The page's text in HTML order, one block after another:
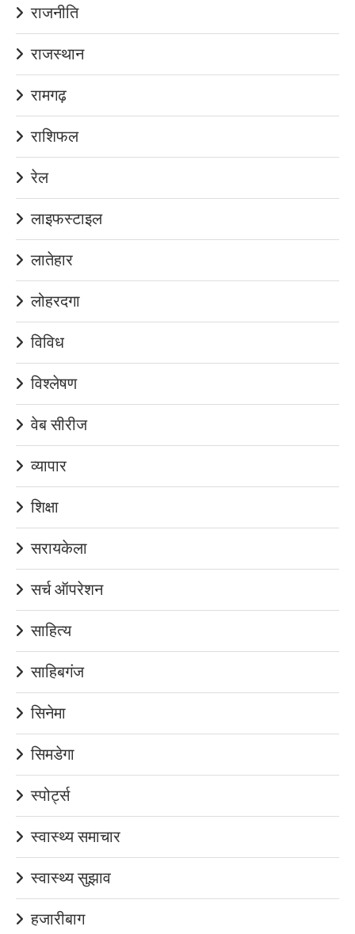
राजनीति
राजस्थान
रामगढ़
राशिफल
रेल
लाइफस्टाइल
लातेहार
लोहरदगा
विविध
विश्लेषण
वेब सीरीज
व्यापार
शिक्षा
सरायकेला
सर्च ऑपरेशन
साहित्य
साहिबगंज
सिनेमा
सिमडेगा
स्पोर्ट्स
स्वास्थ्य समाचार
स्वास्थ्य सुझाव
हजारीबाग